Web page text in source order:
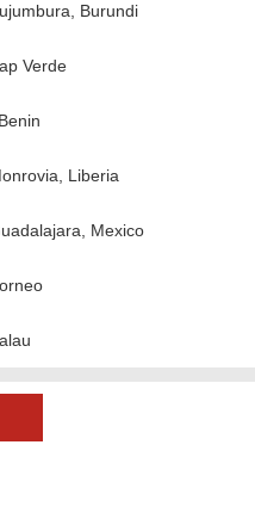
Burundi
Verde
Liberia
Mexico